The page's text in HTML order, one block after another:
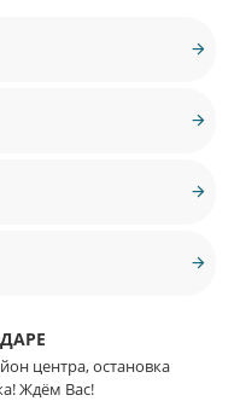
центра, остановка
Ждём Вас!